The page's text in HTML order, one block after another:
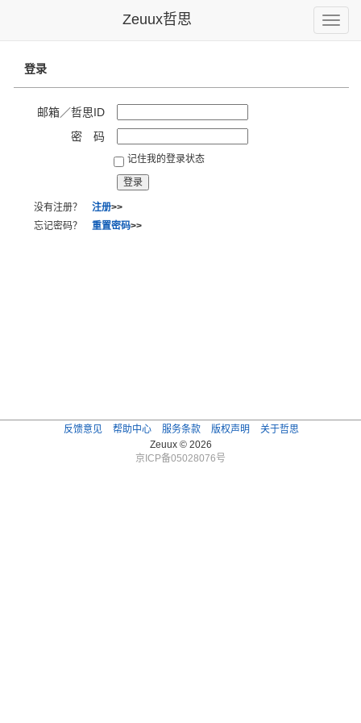
Toggle
Zeuux哲思
登录
邮箱／哲思ID
密 码
记住我的登录状态
没有注册？ 注册>>
忘记密码？ 重置密码>>
反馈意见 帮助中心 服务条款 版权声明
关于哲思
Zeuux © 2026
京ICP备05028076号